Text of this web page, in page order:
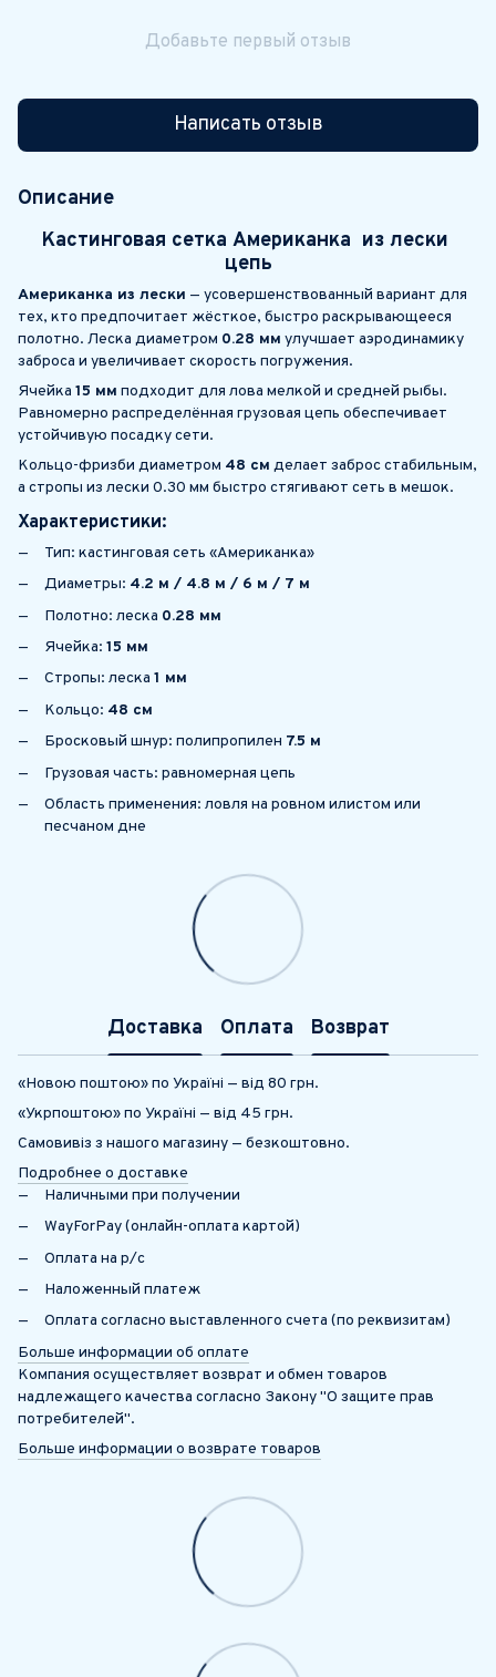
Добавьте первый отзыв
Написать отзыв
Описание
Кастинговая сетка Американка из лески
цепь
Американка из лески — усовершенствованный вариант для
тех, кто предпочитает жёсткое, быстро раскрывающееся
полотно. Леска диаметром 0.28 мм улучшает аэродинамику
заброса и увеличивает скорость погружения.
Ячейка 15 мм подходит для лова мелкой и средней рыбы.
Равномерно распределённая грузовая цепь обеспечивает
устойчивую посадку сети.
Кольцо-фризби диаметром 48 см делает заброс стабильным,
а стропы из лески 0.30 мм быстро стягивают сеть в мешок.
Характеристики:
Тип: кастинговая сеть «Американка»
Диаметры: 4.2 м / 4.8 м / 6 м / 7 м
Полотно: леска 0.28 мм
Ячейка: 15 мм
Стропы: леска 1 мм
Кольцо: 48 см
Бросковый шнур: полипропилен 7.5 м
Грузовая часть: равномерная цепь
Область применения: ловля на ровном илистом или
песчаном дне
Доставка Оплата Возврат
«Новою поштою» по Україні — від 80 грн.
«Укрпоштою» по Україні — від 45 грн.
Самовивіз з нашого магазину — безкоштовно.
Подробнее о доставке
Наличными при получении
WayForPay (онлайн-оплата картой)
Оплата на р/с
Наложенный платеж
Оплата согласно выставленного счета (по реквизитам)
Больше информации об оплате
Компания осуществляет возврат и обмен товаров
надлежащего качества согласно Закону "О защите прав
потребителей".
Больше информации о возврате товаров